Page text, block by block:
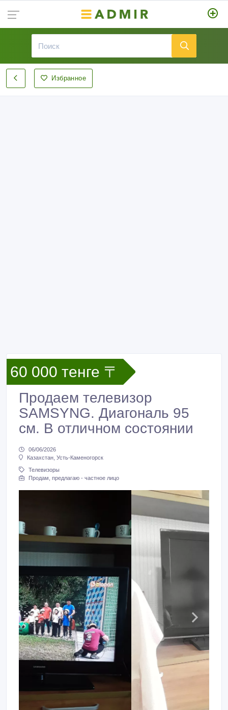
Избранное
60 000 тенге 〒
Продаем телевизор
SAMSYNG. Диагональ 95
см. В отличном состоянии
06/06/2026
Казахстан, Усть-Каменогорск
Телевизоры
Продам, предлагаю - частное лицо